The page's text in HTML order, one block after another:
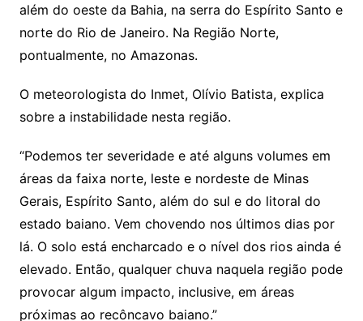
além do oeste da Bahia, na serra do Espírito Santo e
norte do Rio de Janeiro. Na Região Norte,
pontualmente, no Amazonas.
O meteorologista do Inmet, Olívio Batista, explica
sobre a instabilidade nesta região.
“Podemos ter severidade e até alguns volumes em
áreas da faixa norte, leste e nordeste de Minas
Gerais, Espírito Santo, além do sul e do litoral do
estado baiano. Vem chovendo nos últimos dias por
lá. O solo está encharcado e o nível dos rios ainda é
elevado. Então, qualquer chuva naquela região pode
provocar algum impacto, inclusive, em áreas
próximas ao recôncavo baiano.”